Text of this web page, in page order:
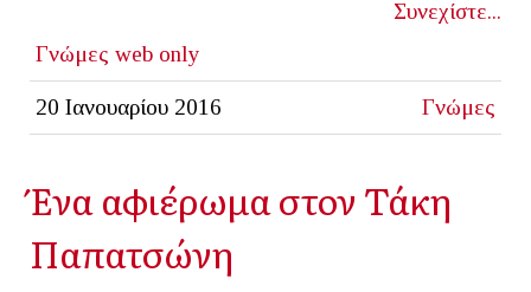
Συνεχίστε...
Γνώμες web only
20 Ιανουαρίου 2016 Γνώμες
Ένα αφιέρωμα στον Τάκη
Παπατσώνη